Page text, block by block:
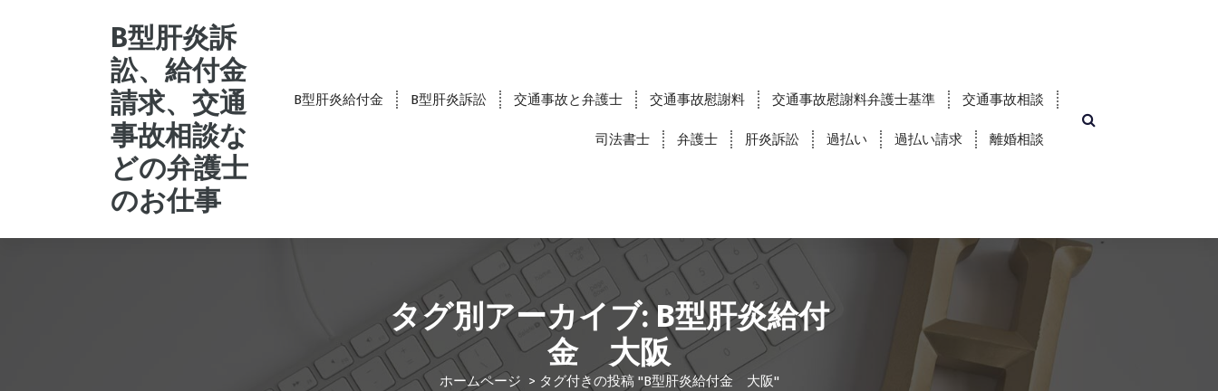
B型肝炎訴
訟、給付金
請求、交通
事故相談な
どの弁護士
のお仕事
B型肝炎給付金 B型肝炎訴訟 交通事故と弁護士 交通事故慰謝料 交通事故慰謝料弁護士基準 交通事故相談
司法書士 弁護士 肝炎訴訟 過払い 過払い請求 離婚相談
タグ別アーカイブ: B型肝炎給付
金 大阪
ホームページ > タグ付きの投稿 "B型肝炎給付金 大阪"